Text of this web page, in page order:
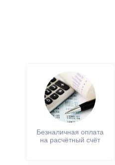
Безналичная оплата
на расчётный счёт